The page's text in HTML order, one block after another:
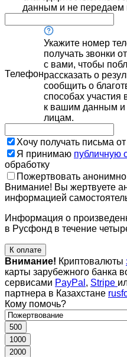
данным и не передаем
Телефон
Укажите номер
получать звонки
с вами, чтобы
рассказать о
сообщить о
способах
к вашим данным и
лицам.
Хочу получать письма
Я принимаю публичную
обработку
Пожертвовать анонимно
Внимание! Вы жертвуете
информацией
Информация о
в Русфонд в течение
К оплате
Внимание! Криптовалюты
карты зарубежного банка
сервисами PayPal , Stripe
партнера в Казахстане
Кому помочь?
500
1000
2000